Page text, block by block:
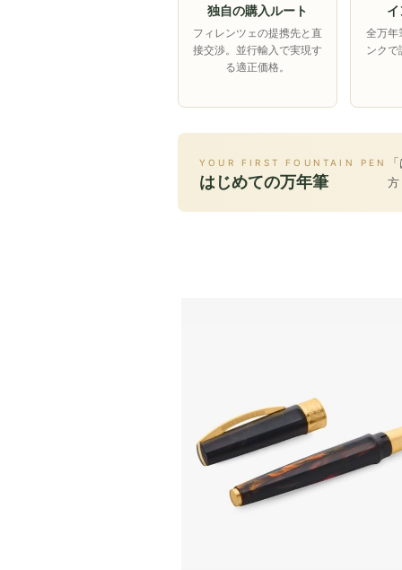
独自の購入ルート
フィレンツェの提携先と直
接交渉。並行輸入で実現す
る適正価格。
全万年
ンクで
YOUR FIRST FOUNTAIN PEN
はじめての万年筆
方